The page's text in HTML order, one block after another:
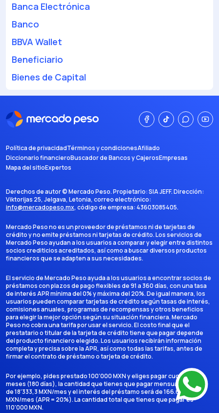
Banca Electrónica
Banco
BBVA Wallet
Beneficiario
Bienes de Capital
Política de privacidadTérminos y condicionesAfiliado
Diccionario financieroBuscador de Bancos y CajerosEmpresas
Mapa del sitioExpertos
Derechos de autor ©Mercado Peso. Propietario:SIA JEFF. Dirección:
Viktorijas 25, Jelgava, Letonia, correo electrónico:
info@mercadopeso.mx, código de empresa: 43603085405.
Mercado Peso no es un proveedor de préstamos ni de tarjetas de
crédito y no emite préstamos ni tarjetas de crédito. Los servicios de
Mercado Peso ayudan a los usuarios a comparar y elegir entre distintos
socios crediticios acreditados, así como a buscar diversos productos
financieros que se adapten a sus necesidades.
El servicio de Mercado Peso ayuda a los usuarios a encontrar socios de
préstamos con plazos de pago flexibles de 91 a 360 días, con una tasa
de interés APR mínima del 0% y máxima del 20%. De igual manera, los
usuarios pueden comparar tarjetas de crédito según tasas de interés,
comisiones anuales, programas de recompensas y otros beneficios
para elegir la mejor opción según su situación financiera. Mercado
Peso no cobra una tarifa por usar el servicio. El costo final que el
prestatario o titular de la tarjeta de crédito tiene que pagar depende
del producto financiero elegido. Los usuarios recibirán información
completa y precisa sobre la APR, así como todas las tarifas, antes de
firmar el contrato de préstamo o tarjeta de crédito.
Por ejemplo, pides prestado 100'000 MXN y eliges pagar cuotas en 6
meses (180 días), la cantidad que tienes que pagar mensualmente es
de 18'333,3 MXN/mes y el interés del préstamo será de 166.666,7
MXN/mes (APR = 20%). La cantidad total que tienes que pagar es
110'000 MXN.